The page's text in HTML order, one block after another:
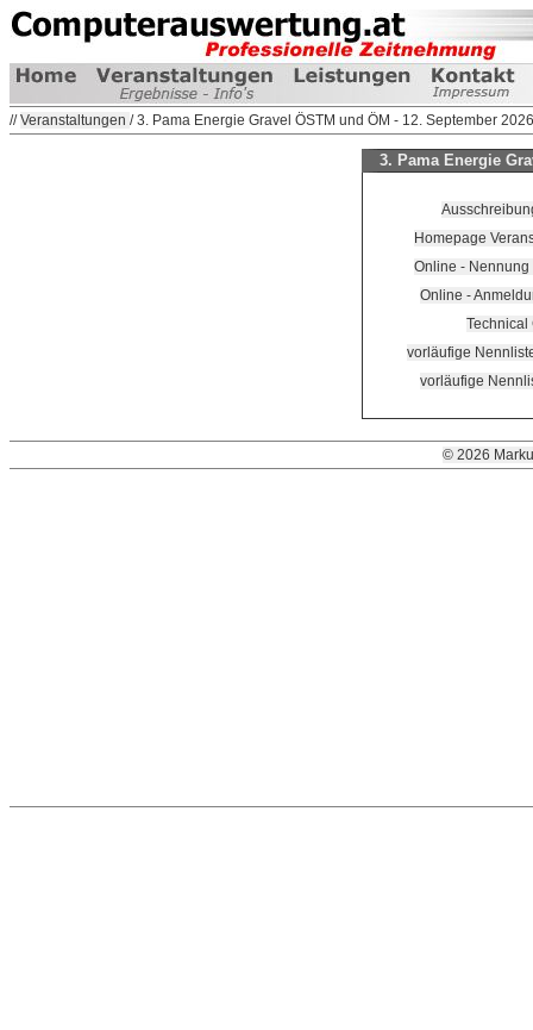
//Veranstaltungen / 3. Pama Energie Gravel ÖSTM und ÖM - 12. September 2026
3. Pama Energie
Homepage
Online -
Online -
Technical
vorläufige
vorläufige
© 2026